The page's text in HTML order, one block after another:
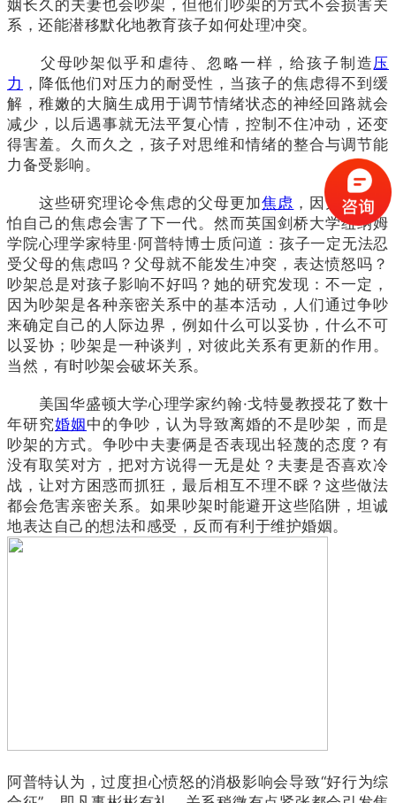
姻长久的夫妻也会吵架，但他们吵架的方式不会损害关
系，还能潜移默化地教育孩子如何处理冲突。
父母吵架似乎和虐待、忽略一样，给孩子制造压
力 ，降低他们对压力的耐受性，当孩子的焦虑得不到缓
解，稚嫩的大脑生成用于调节情绪状态的神经回路就会
减少，以后遇事就无法平复心情，控制不住冲动，还变
得害羞。久而久之，孩子对思维和情绪的整合与调节能
力备受影响。
这些研究理论令焦虑的父母更加焦虑 ，因为他们害
怕自己的焦虑会害了下一代。然而英国剑桥大学纽纳姆
学院心理学家特里·阿普特博士质问道：孩子一定无法忍
受父母的焦虑吗？父母就不能发生冲突，表达愤怒吗？
吵架总是对孩子影响不好吗？她的研究发现：不一定，
因为吵架是各种亲密关系中的基本活动，人们通过争吵
来确定自己的人际边界，例如什么可以妥协，什么不可
以妥协；吵架是一种谈判，对彼此关系有更新的作用。
当然，有时吵架会破坏关系。
美国华盛顿大学心理学家约翰·戈特曼教授花了数十
年研究婚姻中的争吵，认为导致离婚的不是吵架，而是
吵架的方式。争吵中夫妻俩是否表现出轻蔑的态度？有
没有取笑对方，把对方说得一无是处？夫妻是否喜欢冷
战，让对方困惑而抓狂，最后相互不理不睬？这些做法
都会危害亲密关系。如果吵架时能避开这些陷阱，坦诚
地表达自己的想法和感受，反而有利于维护婚姻。
阿普特认为，过度担心愤怒的消极影响会导致“好行为综